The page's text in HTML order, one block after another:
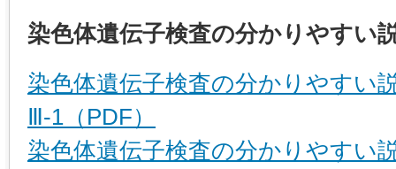
染色体遺伝子検査の分かりやすい
染色体遺伝子検査の分かりやすい
Ⅲ-1（PDF）
染色体遺伝子検査の分かりやすい